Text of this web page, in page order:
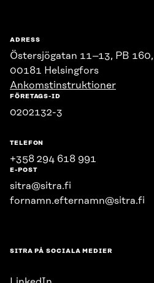
ADRESS
Östersjögatan 11–13, PB 160,
00181 Helsingfors
Ankomstinstruktioner
FÖRETAGS-ID
0202132-3
TELEFON
+358 294 618 991
E-POST
sitra@sitra.fi
fornamn.efternamn@sitra.fi
SITRA PÅ SOCIALA MEDIER